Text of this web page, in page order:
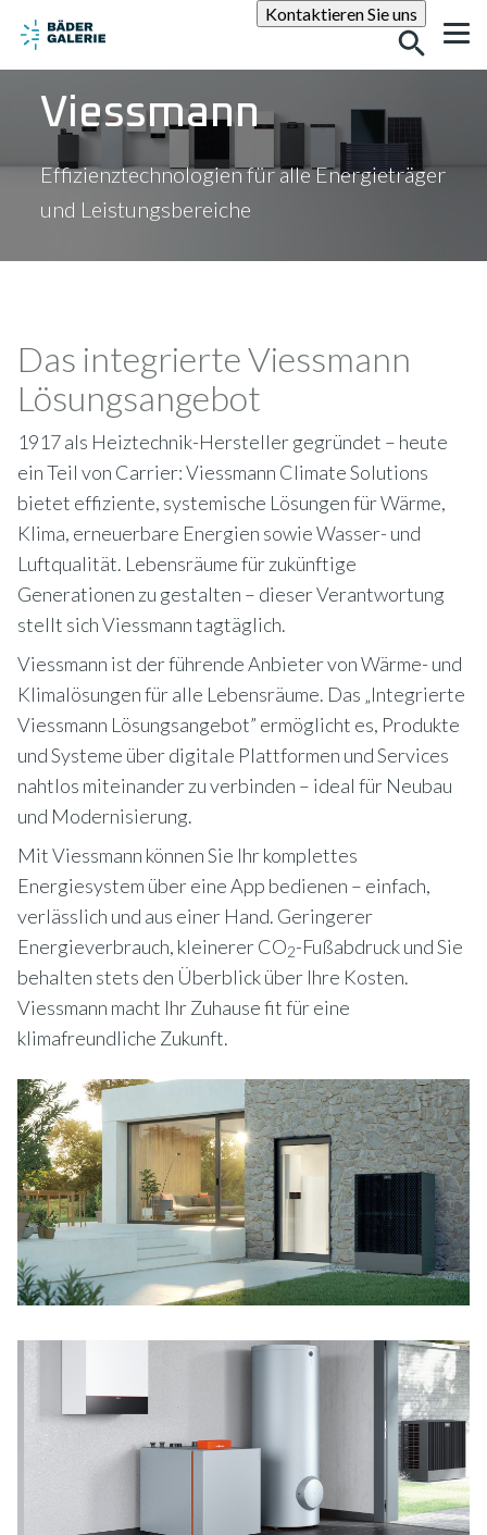
Kontaktieren Sie unsSuche
Viessmann
Effizienztechnologien für alle Energieträger
und Leistungsbereiche
Das integrierte Viessmann
Lösungsangebot
1917 als Heiztechnik-Hersteller gegründet – heute
ein Teil von Carrier: Viessmann Climate Solutions
bietet effiziente, systemische Lösungen für Wärme,
Klima, erneuerbare Energien sowie Wasser- und
Luftqualität. Lebensräume für zukünftige
Generationen zu gestalten – dieser Verantwortung
stellt sich Viessmann tagtäglich.
Viessmann ist der führende Anbieter von Wärme- und
Klimalösungen für alle Lebensräume. Das „Integrierte
Viessmann Lösungsangebot” ermöglicht es, Produkte
und Systeme über digitale Plattformen und Services
nahtlos miteinander zu verbinden – ideal für Neubau
und Modernisierung.
Mit Viessmann können Sie Ihr komplettes
Energiesystem über eine App bedienen – einfach,
verlässlich und aus einer Hand. Geringerer
Energieverbrauch, kleinerer CO2-Fußabdruck und Sie
behalten stets den Überblick über Ihre Kosten.
Viessmann macht Ihr Zuhause fit für eine
klimafreundliche Zukunft.